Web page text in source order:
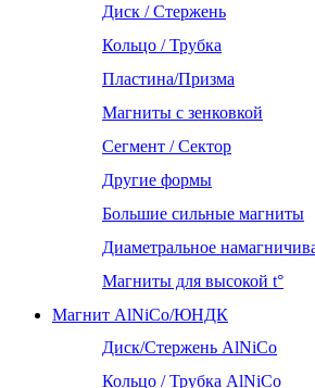
Диск / Стержень
Кольцо / Трубка
Пластина/Призма
Магниты с зенковкой
Сегмент / Сектор
Другие формы
Большие сильные магниты
Диаметральное
Магниты для высокой t°
Магнит AlNiCo/ЮНДК
Диск/Стержень AlNiCo
Кольцо / Трубка AlNiCo